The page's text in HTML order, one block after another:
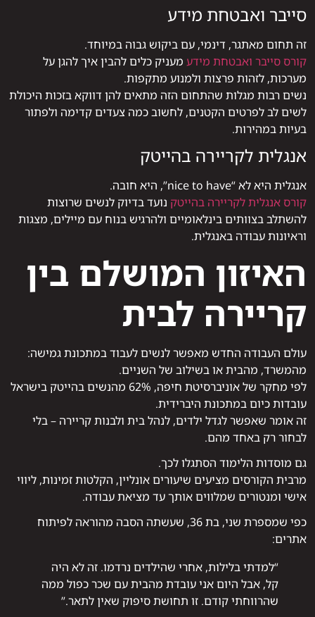
סייבר ואבטחת מידע
זה תחום מאתגר, דינמי, עם ביקוש גבוה במיוחד.
קורס סייבר ואבטחת מידע מעניק כלים להבין איך להגן על
מערכות, לזהות פרצות ולמנוע מתקפות.
נשים רבות מגלות שהתחום הזה מתאים להן דווקא בזכות היכולת
לשים לב לפרטים הקטנים, לחשוב כמה צעדים קדימה ולפתור
בעיות במהירות.
אנגלית לקריירה בהייטק
אנגלית היא לא “nice to have”, היא חובה.
קורס אנגלית לקריירה בהייטק נועד בדיוק לנשים שרוצות
להשתלב בצוותים בינלאומיים ולהרגיש בנוח עם מיילים, מצגות
וראיונות עבודה באנגלית.
האיזון המושלם בין
קריירה לבית
עולם העבודה החדש מאפשר לנשים לעבוד במתכונת גמישה:
מהמשרד, מהבית או בשילוב של השניים.
לפי מחקר של אוניברסיטת חיפה, 62% מהנשים בהייטק בישראל
עובדות כיום במתכונת היברידית.
זה אומר שאפשר לגדל ילדים, לנהל בית ולבנות קריירה – בלי
לבחור רק באחד מהם.
גם מוסדות הלימוד הסתגלו לכך.
מרבית הקורסים מציעים שיעורים אונליין, הקלטות זמינות, ליווי
אישי ומנטורים שמלווים אותך עד מציאת עבודה.
כפי שמספרת שני, בת 36, שעשתה הסבה מהוראה לפיתוח
אתרים:
“למדתי בלילות, אחרי שהילדים נרדמו. זה לא היה
קל, אבל היום אני עובדת מהבית עם שכר כפול ממה
שהרווחתי קודם. זו תחושת סיפוק שאין לתאר.”